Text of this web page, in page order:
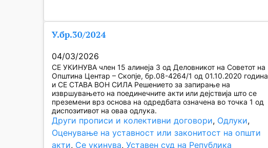
У.бр.30/2024
04/03/2026
СЕ УКИНУВА член 15 алинеја 3 од Деловникот на Советот на
Општина Центар – Скопје, бр.08-4264/1 од 01.10.2020 година
и СЕ СТАВА ВОН СИЛА Решението за запирање на
извршувањето на поединечните акти или дејствија што се
преземени врз основа на одредбата означена во точка 1 од
диспозитивот на оваа одлука.
Други прописи и колективни договори, Одлуки ,
Оценување на уставност или законитост на општи
акти, Се укинува, Уставен суд на Република